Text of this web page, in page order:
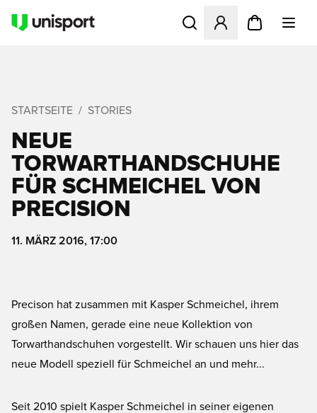
Öffnet ein neues Fenster
STARTSEITE STORIES
NEUE
TORWARTHANDSCHUHE
FÜR SCHMEICHEL VON
PRECISION
11. MÄRZ 2016, 17:00
Precison hat zusammen mit Kasper Schmeichel, ihrem
großen Namen, gerade eine neue Kollektion von
Torwarthandschuhen vorgestellt. Wir schauen uns hier das
neue Modell speziell für Schmeichel an und mehr...
Seit 2010 spielt Kasper Schmeichel in seiner eigenen